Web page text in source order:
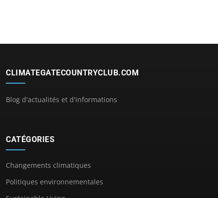
CLIMATEGATECOUNTRYCLUB.COM
Blog d'actualités et d'informations
CATÉGORIES
Changements climatiques
Politiques environnementales